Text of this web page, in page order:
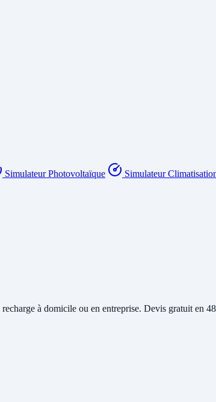
Simulateur Photovoltaïque Simulateur
recharge à domicile ou en entreprise. Devis gratuit en